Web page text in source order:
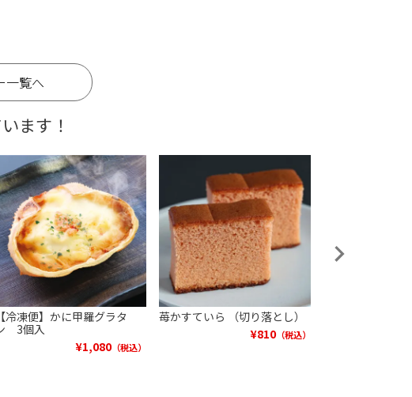
一覧へ
ます！
【冷凍便】かに甲羅グラタ
3個入
¥1,080 （税込）
苺かすていら （切り落とし）
¥810 （税込）